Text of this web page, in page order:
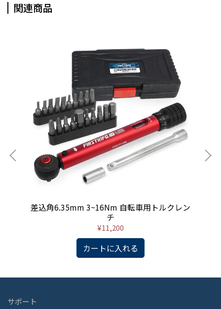
関連商品
差込角6.35mm 3~16Nm 自転車用トルクレン
チ
¥11,200
カートに入れる
サポート